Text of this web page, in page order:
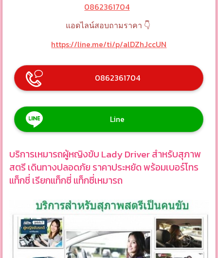
0862361704
แอดไลน์สอบถามราคา 👇
https://line.me/ti/p/alDZhJccUN
0862361704
Line
บริการเหมารถผู้หญิงขับ Lady Driver สำหรับสุภาพ
สตรี เดินทางปลอดภัย ราคาประหยัด พร้อมเบอร์โทร
แท็กซี่ เรียกแท็กซี่ แท็กซี่เหมารถ